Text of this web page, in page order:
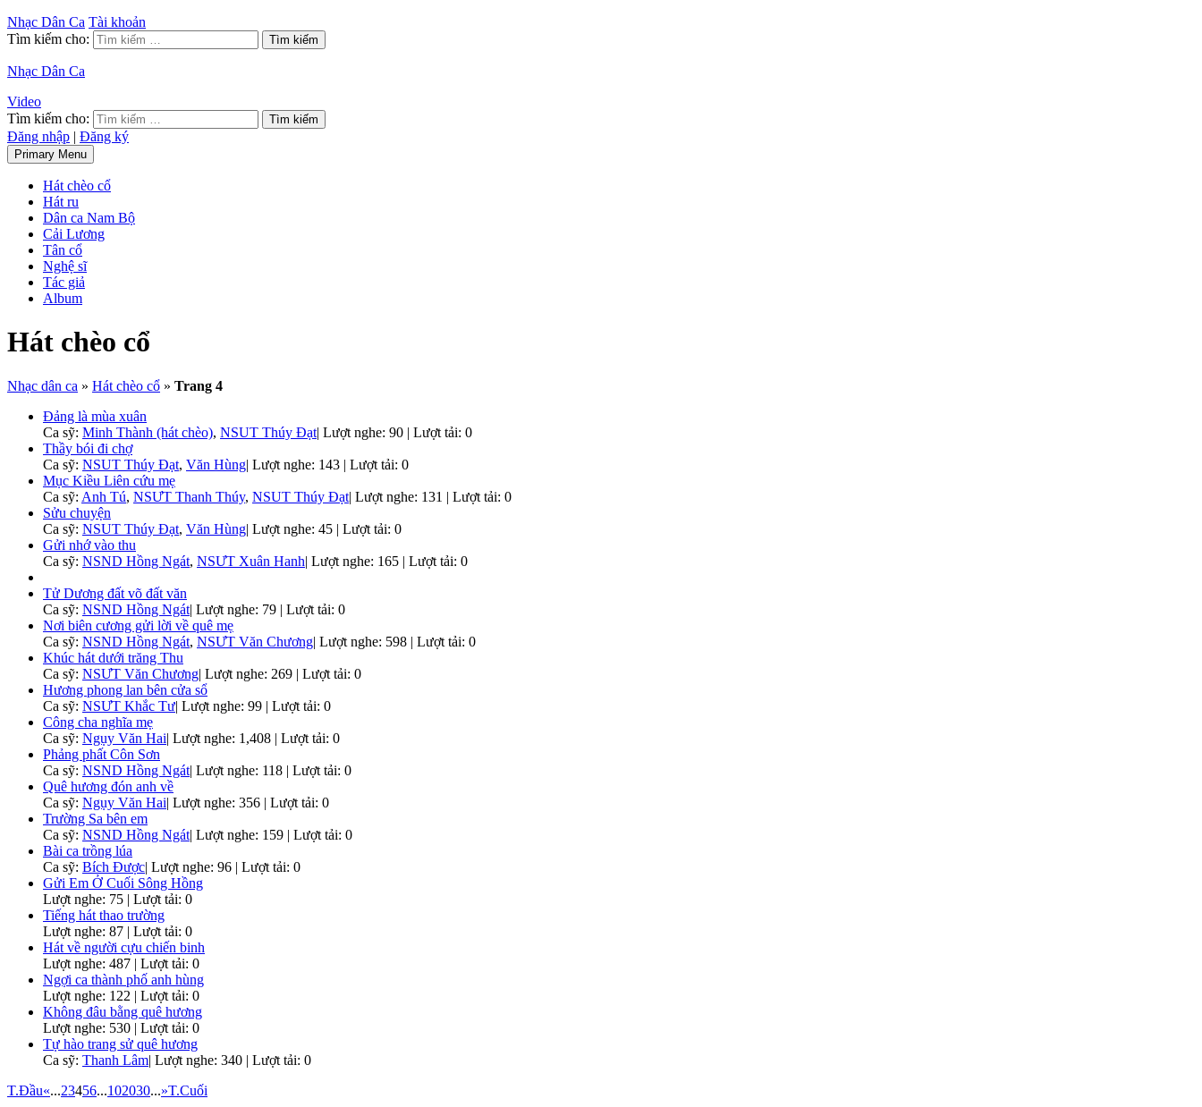
Nhạc Dân Ca Tài khoản
Tìm kiếm cho:
Nhạc Dân Ca
Video
Tìm kiếm cho:
Đăng nhập | Đăng ký
Primary Menu
Hát chèo cổ
Hát ru
Dân ca Nam Bộ
Cải Lương
Tân cổ
Nghệ sĩ
Tác giả
Album
Hát chèo cổ
Nhạc dân ca » Hát chèo cổ » Trang 4
Đảng là mùa xuân
Ca sỹ: Minh Thành (hát chèo), NSUT Thúy Đạt| Lượt nghe: 90 | Lượt tải: 0
Thầy bói đi chợ
Ca sỹ: NSUT Thúy Đạt, Văn Hùng| Lượt nghe: 143 | Lượt tải: 0
Mục Kiều Liên cứu mẹ
Ca sỹ: Anh Tú, NSƯT Thanh Thúy, NSUT Thúy Đạt| Lượt nghe: 131 | Lượt tải: 0
Sửu chuyện
Ca sỹ: NSUT Thúy Đạt, Văn Hùng| Lượt nghe: 45 | Lượt tải: 0
Gửi nhớ vào thu
Ca sỹ: NSND Hồng Ngát, NSƯT Xuân Hanh| Lượt nghe: 165 | Lượt tải: 0
Tử Dương đất võ đất văn
Ca sỹ: NSND Hồng Ngát| Lượt nghe: 79 | Lượt tải: 0
Nơi biên cương gửi lời về quê mẹ
Ca sỹ: NSND Hồng Ngát, NSƯT Văn Chương| Lượt nghe: 598 | Lượt tải: 0
Khúc hát dưới trăng Thu
Ca sỹ: NSƯT Văn Chương| Lượt nghe: 269 | Lượt tải: 0
Hương phong lan bên cửa sổ
Ca sỹ: NSƯT Khắc Tư| Lượt nghe: 99 | Lượt tải: 0
Công cha nghĩa mẹ
Ca sỹ: Ngụy Văn Hai| Lượt nghe: 1,408 | Lượt tải: 0
Phảng phất Côn Sơn
Ca sỹ: NSND Hồng Ngát| Lượt nghe: 118 | Lượt tải: 0
Quê hương đón anh về
Ca sỹ: Ngụy Văn Hai| Lượt nghe: 356 | Lượt tải: 0
Trường Sa bên em
Ca sỹ: NSND Hồng Ngát| Lượt nghe: 159 | Lượt tải: 0
Bài ca trồng lúa
Ca sỹ: Bích Được| Lượt nghe: 96 | Lượt tải: 0
Gửi Em Ở Cuối Sông Hồng
Lượt nghe: 75 | Lượt tải: 0
Tiếng hát thao trường
Lượt nghe: 87 | Lượt tải: 0
Hát về người cựu chiến binh
Lượt nghe: 487 | Lượt tải: 0
Ngợi ca thành phố anh hùng
Lượt nghe: 122 | Lượt tải: 0
Không đâu bằng quê hương
Lượt nghe: 530 | Lượt tải: 0
Tự hào trang sử quê hương
Ca sỹ: Thanh Lâm| Lượt nghe: 340 | Lượt tải: 0
T.Đầu«...23456...102030...»T.Cuối